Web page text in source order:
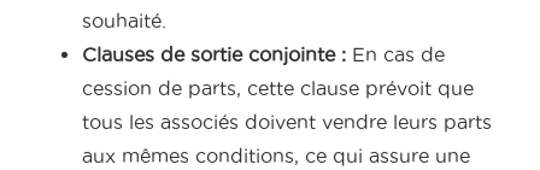
souhaité.
Clauses de sortie conjointe : En cas de
cession de parts, cette clause prévoit que
tous les associés doivent vendre leurs parts
aux mêmes conditions, ce qui assure une